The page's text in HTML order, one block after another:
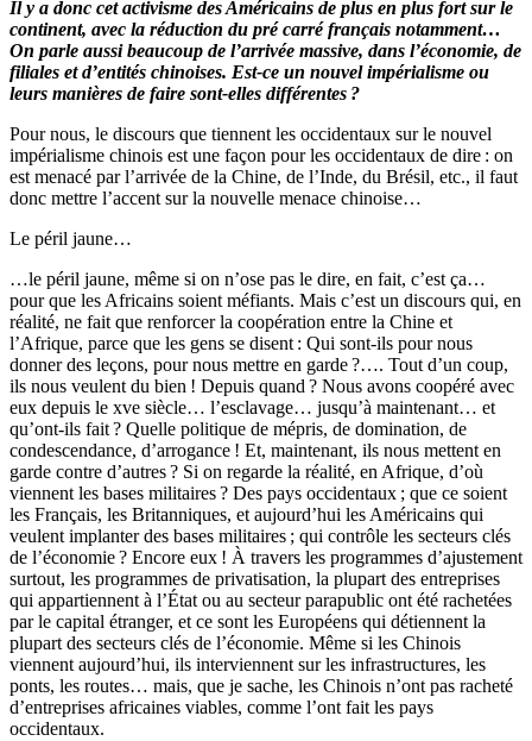
Il y a donc cet activisme des Américains de plus en plus fort sur le
continent, avec la réduction du pré carré français notamment…
On parle aussi beaucoup de l’arrivée massive, dans l’économie, de
filiales et d’entités chinoises. Est-ce un nouvel impé­rialisme ou
leurs manières de faire sont-elles différentes ?
Pour nous, le discours que tiennent les occidentaux sur le nouvel
impéria­lisme chinois est une façon pour les occidentaux de dire : on
est menacé par l’arrivée de la Chine, de l’Inde, du Brésil, etc., il faut
donc mettre l’accent sur la nouvelle menace chinoise…
Le péril jaune…
…le péril jaune, même si on n’ose pas le dire, en fait, c’est ça…
pour que les Africains soient méfiants. Mais c’est un discours qui, en
réalité, ne fait que renforcer la coopération entre la Chine et
l’Afrique, parce que les gens se di­sent : Qui sont-ils pour nous
donner des leçons, pour nous mettre en garde ?…. Tout d’un coup,
ils nous veulent du bien ! Depuis quand ? Nous avons coo­péré avec
eux depuis le xve siècle… l’esclavage… jusqu’à maintenant… et
qu’ont-ils fait ? Quelle politique de mépris, de domination, de
condescendan­ce, d’arrogance ! Et, maintenant, ils nous mettent en
garde contre d’autres ? Si on regarde la réalité, en Afrique, d’où
viennent les bases militaires ? Des pays occidentaux ; que ce soient
les Français, les Britanniques, et aujourd’hui les Américains qui
veulent implanter des bases militaires ; qui contrôle les secteurs clés
de l’économie ? Encore eux ! À travers les programmes d’ajus­tement
surtout, les programmes de privatisation, la plupart des entreprises
qui appartiennent à l’État ou au secteur parapublic ont été rachetées
par le capital étranger, et ce sont les Européens qui détiennent la
plupart des secteurs clés de l’économie. Même si les Chinois
viennent aujourd’hui, ils interviennent sur les infrastructures, les
ponts, les routes… mais, que je sache, les Chinois n’ont pas racheté
d’entreprises africaines viables, comme l’ont fait les pays
occidentaux.